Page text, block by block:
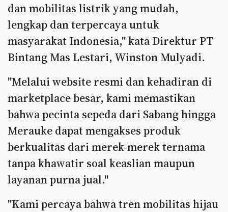
dan mobilitas listrik yang mudah,
lengkap dan terpercaya untuk
masyarakat Indonesia," kata Direktur PT
Bintang Mas Lestari, Winston Mulyadi.
"Melalui website resmi dan kehadiran di
marketplace besar, kami memastikan
bahwa pecinta sepeda dari Sabang hingga
Merauke dapat mengakses produk
berkualitas dari merek-merek ternama
tanpa khawatir soal keaslian maupun
layanan purna jual."
"Kami percaya bahwa tren mobilitas hijau